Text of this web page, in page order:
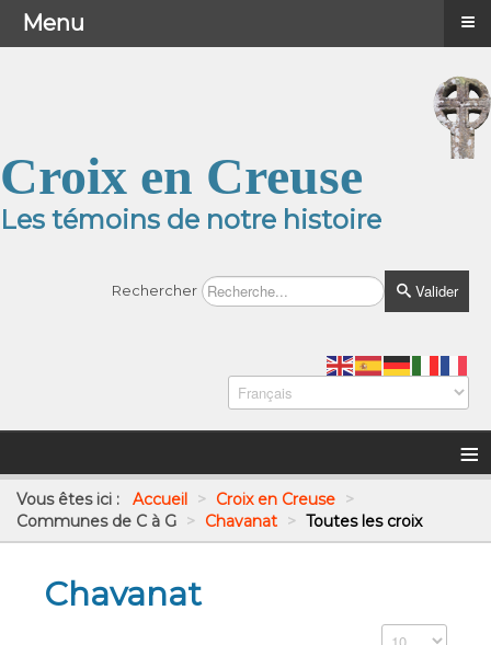
Croix en Creuse
Les témoins de notre histoire
Rechercher Valider
≡
Vous êtes ici : Accueil > Croix en Creuse >
Communes de C à G > Chavanat > Toutes les croix
Chavanat
Affichage #
Menu ≡
Menu ≡